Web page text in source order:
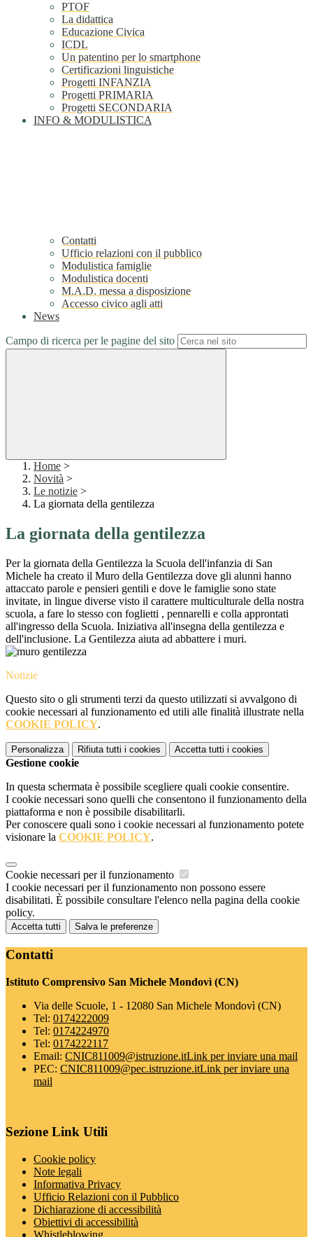
PTOF
La didattica
Educazione Civica
ICDL
Un patentino per lo smartphone
Certificazioni linguistiche
Progetti INFANZIA
Progetti PRIMARIA
Progetti SECONDARIA
INFO & MODULISTICA
Contatti
Ufficio relazioni con il pubblico
Modulistica famiglie
Modulistica docenti
M.A.D. messa a disposizione
Accesso civico agli atti
News
Campo di ricerca per le pagine del sito
Home >
Novità >
Le notizie >
La giornata della gentilezza
La giornata della gentilezza
Per la giornata della Gentilezza la Scuola dell'infanzia di San
Michele ha creato il Muro della Gentilezza dove gli alunni hanno
attaccato parole e pensieri gentili e dove le famiglie sono state
invitate, in lingue diverse visto il carattere multiculturale della nostra
scuola, a fare lo stesso con foglietti , pennarelli e colla approntati
all'ingresso della Scuola. Iniziativa all'insegna della gentilezza e
dell'inclusione. La Gentilezza aiuta ad abbattere i muri.
Notizie
Questo sito o gli strumenti terzi da questo utilizzati si avvalgono di
cookie necessari al funzionamento ed utili alle finalità illustrate nella
COOKIE POLICY.
Personalizza Rifiuta tutti i cookies Accetta tutti i cookies
Gestione cookie
In questa schermata è possibile scegliere quali cookie consentire.
I cookie necessari sono quelli che consentono il funzionamento della
piattaforma e non è possibile disabilitarli.
Per conoscere quali sono i cookie necessari al funzionamento potete
visionare la COOKIE POLICY.
Cookie necessari per il funzionamento
I cookie necessari per il funzionamento non possono essere
disabilitati. È possibile consultare l'elenco nella pagina della cookie
policy.
Accetta tutti Salva le preferenze
Contatti
Istituto Comprensivo San Michele Mondovì (CN)
Via delle Scuole, 1 - 12080 San Michele Mondovì (CN)
Tel: 0174222009
Tel: 0174224970
Tel: 0174222117
Email: CNIC811009@istruzione.itLink per inviare una mail
PEC: CNIC811009@pec.istruzione.itLink per inviare una
mail
Sezione Link Utili
Cookie policy
Note legali
Informativa Privacy
Ufficio Relazioni con il Pubblico
Dichiarazione di accessibilità
Obiettivi di accessibilità
Whistleblowing